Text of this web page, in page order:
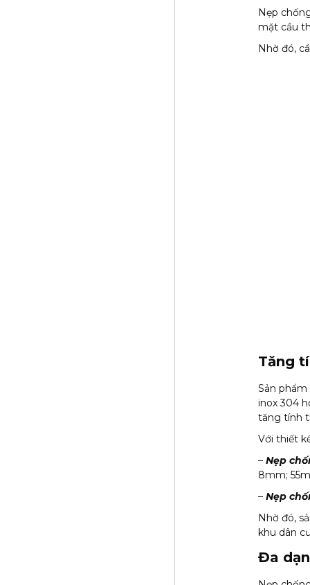
Nẹp
mặt cầu
Nhờ đó,
Tăng
Sản
inox 304
tăng tính
Với thiết
– Nẹp
8mm;
– Nẹp
Nhờ đó,
khu dân
Đa